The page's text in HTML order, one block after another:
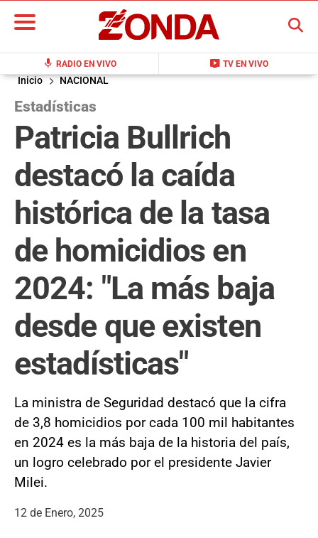
mic RADIO EN VIVO live_tv TV EN VIVO
BUSCAR
Inicio NACIONAL
Estadísticas
Patricia Bullrich
destacó la caída
histórica de la tasa
de homicidios en
2024: "La más baja
desde que existen
estadísticas"
La ministra de Seguridad destacó que la cifra
de 3,8 homicidios por cada 100 mil habitantes
en 2024 es la más baja de la historia del país,
un logro celebrado por el presidente Javier
Milei.
12 de Enero, 2025